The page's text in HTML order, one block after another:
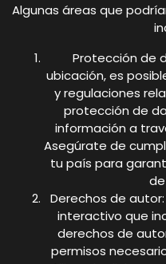
Algunas áreas que
Protección de
ubicación, es
y regulaciones
protección de
información a
Asegúrate de
tu país para
Derechos de
interactivo que
derechos de
permisos